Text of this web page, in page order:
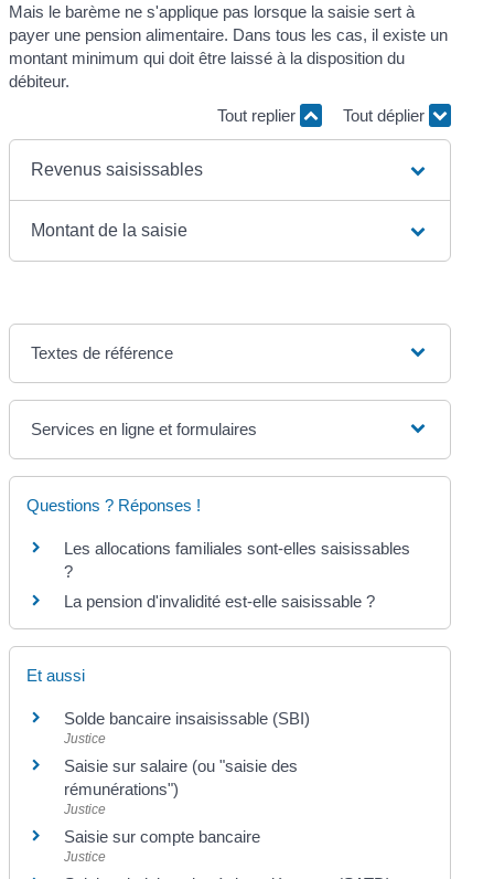
Mais le barème ne s'applique pas lorsque la saisie sert à
payer une pension alimentaire. Dans tous les cas, il existe un
montant minimum qui doit être laissé à la disposition du
débiteur.
Tout replier
Tout déplier
Revenus saisissables
Montant de la saisie
Textes de référence
Services en ligne et formulaires
Questions ? Réponses !
Les allocations familiales sont-elles saisissables
?
La pension d'invalidité est-elle saisissable ?
Et aussi
Solde bancaire insaisissable (SBI)
Justice
Saisie sur salaire (ou "saisie des
rémunérations")
Justice
Saisie sur compte bancaire
Justice